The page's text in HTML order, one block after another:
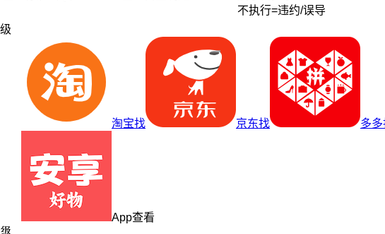
不执行=违约/误导
级
淘宝找 京东找 多
App查看
级